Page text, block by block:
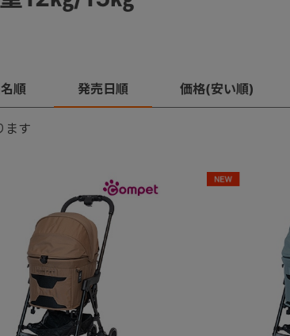
順 発売日順 価格(安い順)
ます